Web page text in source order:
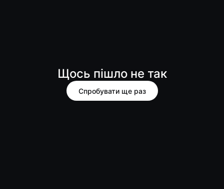
Щось пішло не так
Спробувати ще раз